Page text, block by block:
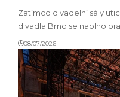
Zatímco divadelní sály
divadla Brno se naplno
08/07/2026